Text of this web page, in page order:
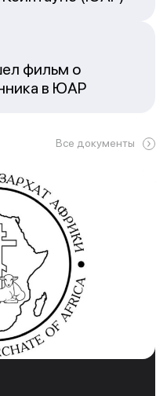
фильм о
в ЮАР
Все документы